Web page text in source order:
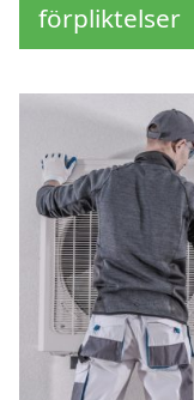
förpliktelser